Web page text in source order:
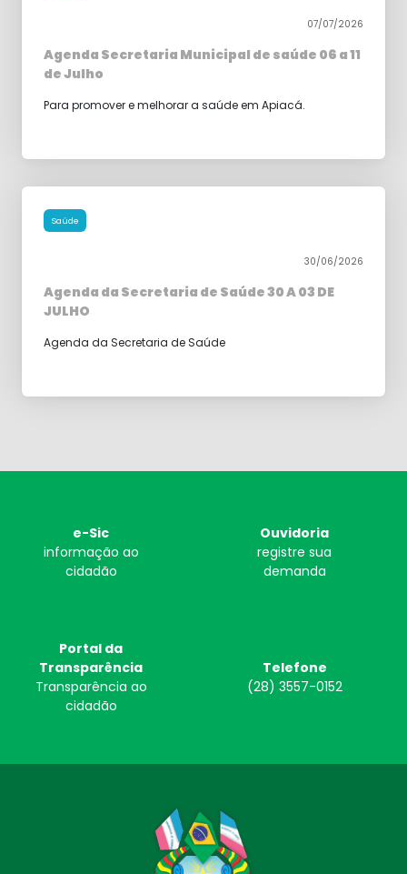
07/07/2026
Agenda Secretaria Municipal de saúde 06 a 11
de Julho
Para promover e melhorar a saúde em Apiacá.
Saúde
30/06/2026
Agenda da Secretaria de Saúde 30 A 03 DE
JULHO
Agenda da Secretaria de Saúde
e-Sic
informação ao
cidadão
Ouvidoria
registre sua
demanda
Portal da
Transparência
Transparência ao
cidadão
Telefone
(28) 3557-0152